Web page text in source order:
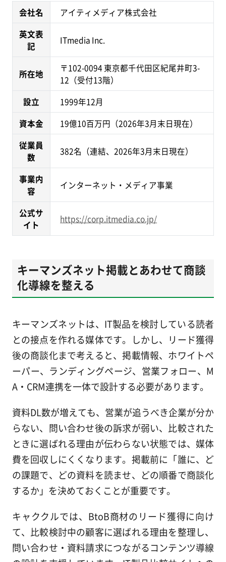
会社名
アイティメディア株式会社
英文表
記
ITmedia Inc.
所在地
〒102-0094 東京都千代田区紀尾井町3-
12（受付13階）
設立
1999年12月
資本金
19億10百万円（2026年3月末日現在）
従業員
数
382名（連結、2026年3月末日現在）
事業内
容
インターネット・メディア事業
公式サ
イト
https://corp.itmedia.co.jp/
キーマンズネット掲載とあわせて商談
化導線を整える
キーマンズネットは、IT製品を検討している読者
との接点を作れる媒体です。しかし、リード獲得
後の商談化まで考えると、掲載情報、ホワイトペ
ーパー、ランディングページ、営業フォロー、M
A・CRM連携を一体で設計する必要があります。
資料DL数が増えても、営業が追うべき企業が分か
らない、問い合わせ後の訴求が弱い、比較された
ときに選ばれる理由が伝わらない状態では、媒体
費を回収しにくくなります。掲載前に「誰に、ど
の課題で、どの資料を読ませ、どの順番で商談化
するか」を決めておくことが重要です。
キャククルでは、BtoB商材のリード獲得に向け
て、比較検討中の顧客に選ばれる理由を整理し、
問い合わせ・資料請求につながるコンテンツ導線